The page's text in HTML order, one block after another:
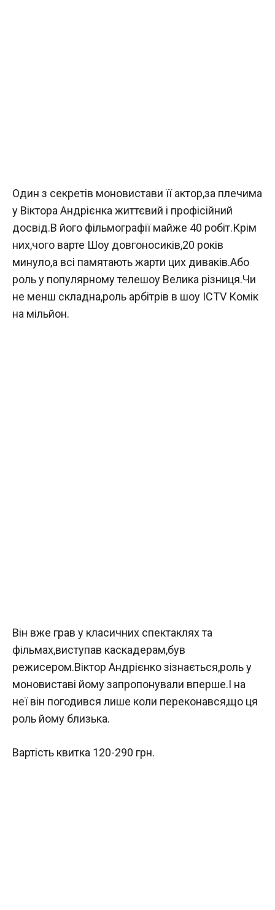
Один з секретів моновистави її актор,за плечима
у Віктора Андрієнка життєвий і профісійний
досвід.В його фільмографії майже 40 робіт.Крім
них,чого варте Шоу довгоносиків,20 років
минуло,а всі памятають жарти цих диваків.Або
роль у популярному телешоу Велика різниця.Чи
не менш складна,роль арбітрів в шоу ICTV Комік
на мільйон.
Він вже грав у класичних спектаклях та
фільмах,виступав каскадерам,був
режисером.Віктор Андрієнко зізнається,роль у
моновиставі йому запропонували вперше.І на
неї він погодився лише коли переконався,що ця
роль йому близька.
Вартість квитка 120-290 грн.